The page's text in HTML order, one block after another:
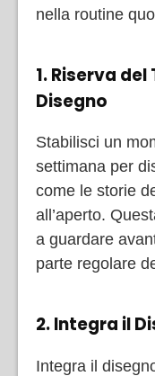
nella routine
1. Riserva
Disegno
Stabilisci un
settimana per
come le storie
all’aperto.
a guardare
parte regolare
2. Integra il
Integra il